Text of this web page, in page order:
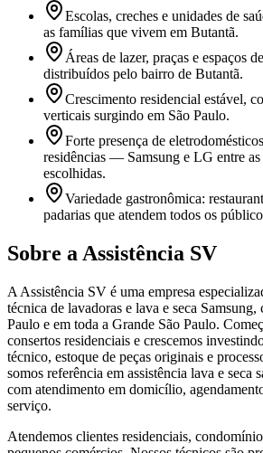
Escolas, creches e unidades de
as famílias que vivem em Butantã.
Áreas de lazer, praças e espaços
distribuídos pelo bairro de Butantã.
Crescimento residencial estável,
verticais surgindo em São Paulo.
Forte presença de
residências — Samsung e LG entre as
escolhidas.
Variedade gastronômica:
padarias que atendem todos os
Sobre a Assistência SV
A Assistência SV é uma empresa
técnica de lavadoras e lava e seca Samsung,
Paulo e em toda a Grande São Paulo.
consertos residenciais e crescemos
técnico, estoque de peças originais e
somos referência em assistência lava e seca
com atendimento em domicílio,
serviço.
Atendemos clientes residenciais,